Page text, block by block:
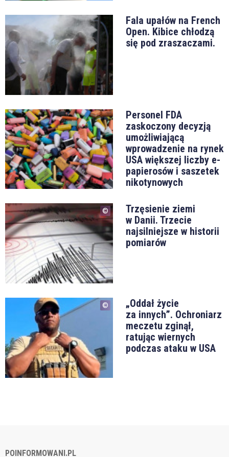
Fala upałów na French
Open. Kibice chłodzą
się pod zraszaczami.
Personel FDA
zaskoczony decyzją
umożliwiającą
wprowadzenie na rynek
USA większej liczby e-
papierosów i saszetek
nikotynowych
Trzęsienie ziemi
w Danii. Trzecie
najsilniejsze w historii
pomiarów
„Oddał życie
za innych”. Ochroniarz
meczetu zginął,
ratując wiernych
podczas ataku w USA
POINFORMOWANI.PL